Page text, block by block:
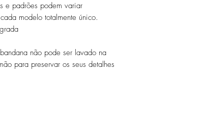
e padrões podem variar
modelo totalmente único.
não pode ser lavado na
para preservar os seus detalhes